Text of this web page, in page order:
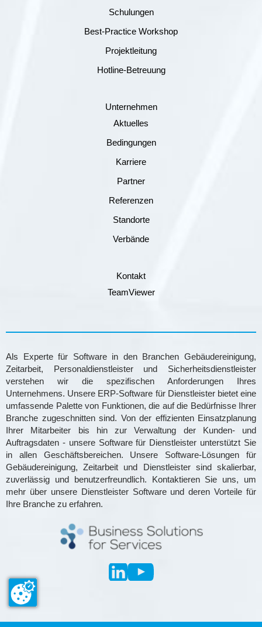
Schulungen
Best-Practice Workshop
Projektleitung
Hotline-Betreuung
Unternehmen
Aktuelles
Bedingungen
Karriere
Partner
Referenzen
Standorte
Verbände
Kontakt
TeamViewer
Als Experte für Software in den Branchen Gebäudereinigung,
Zeitarbeit, Personaldienstleister und Sicherheitsdienstleister
verstehen wir die spezifischen Anforderungen Ihres
Unternehmens. Unsere ERP-Software für Dienstleister bietet eine
umfassende Palette von Funktionen, die auf die Bedürfnisse Ihrer
Branche zugeschnitten sind. Von der effizienten Einsatzplanung
Ihrer Mitarbeiter bis hin zur Verwaltung der Kunden- und
Auftragsdaten - unsere Software für Dienstleister unterstützt Sie
in allen Geschäftsbereichen. Unsere Software-Lösungen für
Gebäudereinigung, Zeitarbeit und Dienstleister sind skalierbar,
zuverlässig und benutzerfreundlich. Kontaktieren Sie uns, um
mehr über unsere Dienstleister Software und deren Vorteile für
Ihre Branche zu erfahren.